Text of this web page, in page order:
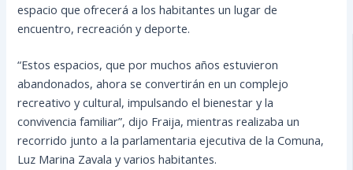
espacio que ofrecerá a los habitantes un lugar de
encuentro, recreación y deporte.
“Estos espacios, que por muchos años estuvieron
abandonados, ahora se convertirán en un complejo
recreativo y cultural, impulsando el bienestar y la
convivencia familiar”, dijo Fraija, mientras realizaba un
recorrido junto a la parlamentaria ejecutiva de la Comuna,
Luz Marina Zavala y varios habitantes.